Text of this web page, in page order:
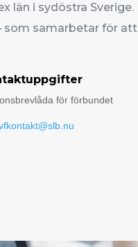
län i sydöstra Sverige.
som samarbetar för att
för förbundet